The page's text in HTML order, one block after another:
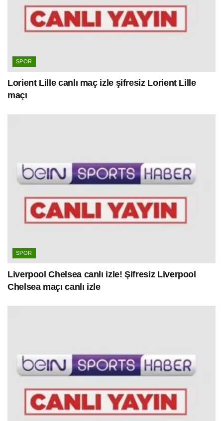
SPOR
Lorient Lille canlı maç izle şifresiz Lorient Lille
maçı
SPOR
Liverpool Chelsea canlı izle! Şifresiz Liverpool
Chelsea maçı canlı izle